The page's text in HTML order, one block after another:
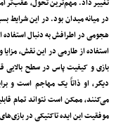
تغییر داد. مهم‌ترین تحول،
در میانه میدان بود. در این شرایط
هجومی در اطرافش به دنبال استفاده
استفاده از طارمی در این نقش،
بازی و کیفیت پاس در سطح بالایی
دیگر، او ذاتاً یک مهاجم است و
می‌کنند، ممکن است نتواند تمام
موفقیت این ایده تاکتیکی در